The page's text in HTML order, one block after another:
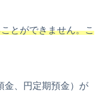
とができません。こ
金、円定期預金）が